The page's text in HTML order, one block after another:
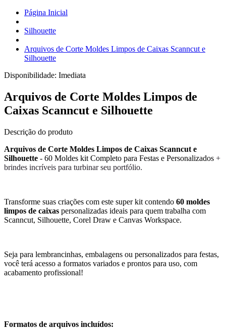
Página Inicial
Silhouette
Arquivos de Corte Moldes Limpos de Caixas Scanncut e
Silhouette
Disponibilidade: Imediata
Arquivos de Corte Moldes Limpos de
Caixas Scanncut e Silhouette
Descrição do produto
Arquivos de Corte Moldes Limpos de Caixas Scanncut e
Silhouette - 60 Moldes kit Completo para Festas e Personalizados +
brindes incríveis para turbinar seu portfólio.
Transforme suas criações com este super kit contendo 60 moldes
limpos de caixas personalizadas ideais para quem trabalha com
Scanncut, Silhouette, Corel Draw e Canvas Workspace.
Seja para lembrancinhas, embalagens ou personalizados para festas,
você terá acesso a formatos variados e prontos para uso, com
acabamento profissional!
Formatos de arquivos incluídos: